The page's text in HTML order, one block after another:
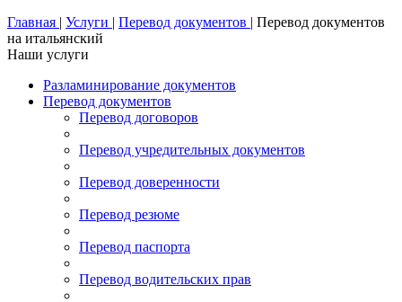
Главная | Услуги | Перевод документов | Перевод документов
на итальянский
Наши услуги
Разламинирование документов
Перевод документов
Перевод договоров
Перевод учредительных документов
Перевод доверенности
Перевод резюме
Перевод паспорта
Перевод водительских прав